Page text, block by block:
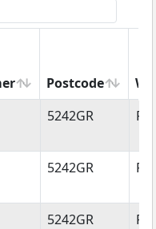
Postcode
Postcode
5242GR
5242GR
5242GR